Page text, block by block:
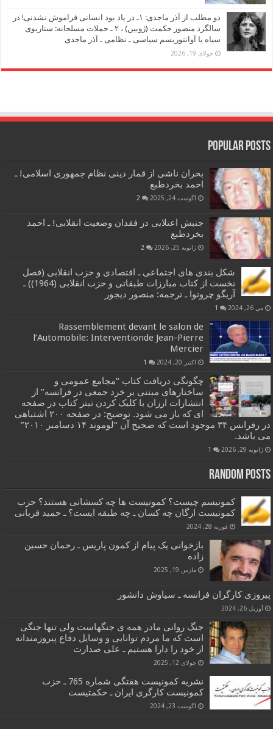
دو مطلب از آذر ماجدی: ۱ـ در یاد بود انسانی فراموش نشدنی! در
سالگرد منصور حکمت (ژوبین) ، ۲ ـ حملات مسلحانه: سناریوی
سیاه یا آوانتوریسم سیاسی ـ نظامی ـ آذر ماجدی
جولای 19, 2026
Popular Posts
بحران ناشی از قمار دینی نظام جمهوری اسلامی! ـ
احمد بخردطبع
آگوست 24, 2025 2
جنبش اعتلایی در فقدان وضعیت انقلابی! ـ احمد
بخردطبع
ژانویه 25, 2026 2
شکل بندی های اجتماعی ـ اقتصادی و حزب انقلابی (فصل
نخست از کتاب مبارزات طبقاتی و حزب انقلابی (1964)) ـ
آریگو چروتوا ـ ترجمه: منصور دیجور
می 26, 2024 1
Rassemblement devant le salon de
l’Automobile: Interventionde Jean-Pierre
Mercier
اکتبر 20, 2024 1
چگونگی دریافت کتاب “مجامع عمومی و
ساختارهای مبتنی بر خرد جمعی در فرانسه” از
انتشارات ارزان با کلیک کردن تیتر کتاب در صفحه
ای که باز می شود. توضیح: در صفحه ۲۰۰ اشتباهی
در رفرانس ۳۴ موجود است که صحیح آن “لوموند ۱۴ دسامبر ۲۰۱۰”
می باشد.
ژانویه 29, 2026 1
Random Posts
کمونیسم چیست؟ کمونیست ها چه کسشانی هستند؟ حزب
کمونیست ارگان چه کسان ـ چه طبقه ایست؟ ـ حمید قربانی
فوریه 28, 2024
بازخوانی یک پیام از کمون پاریس ـ رحمان حسین
زاده
مارس 19, 2025
پیروزی کارگران فرانسه ـ سیاوش دانشور
آوریل 26, 2024
جنگ روانی مادر همه ی جنگهاست ولی تنها جنگی
است که ما مردم توانایی و وسایل دفاع پیروزمندانه
از خود را دارا هستیم ـ علی صدارت
جولای 12, 2025
نشریه کمونیست هفتگی شماره 765 ـ حزب
کمونیست کارگری ایران ـ حکمتیست
آگوست 23, 2024